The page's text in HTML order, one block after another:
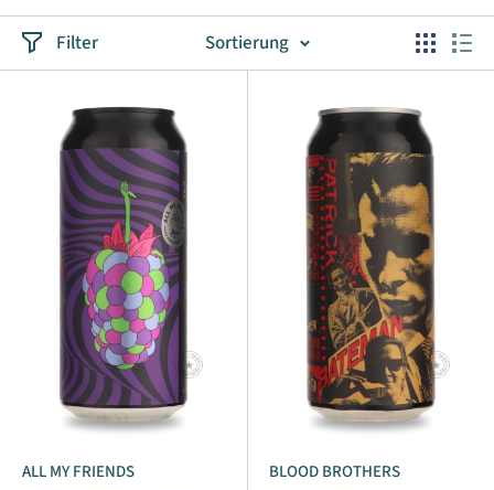
Filter Sortierung
ALL MY FRIENDS BLOOD BROTHERS